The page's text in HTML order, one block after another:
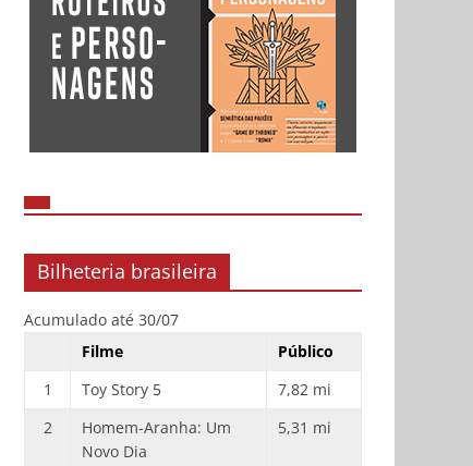
Bilheteria brasileira
Acumulado até 30/07
Filme
Público
1
Toy Story 5
7,82 mi
2
Homem-Aranha: Um
Novo Dia
5,31 mi